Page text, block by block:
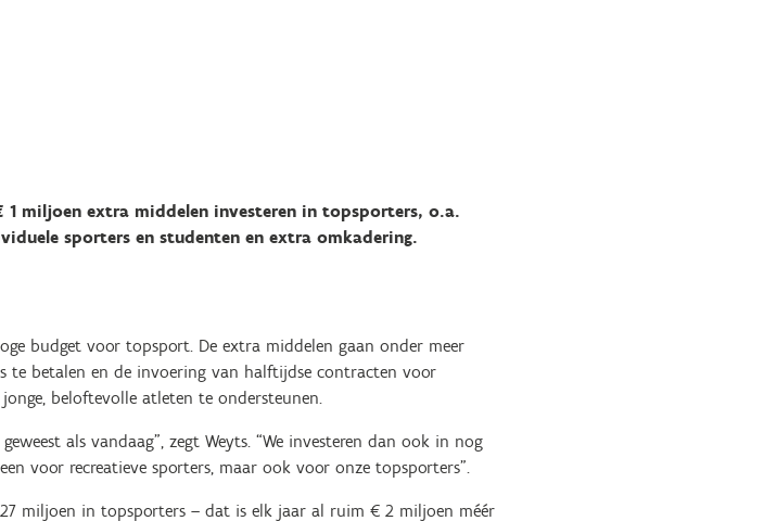
miljoen extra middelen investeren in topsporters, o.a.
sporters en studenten en extra omkadering.
budget voor topsport. De extra middelen gaan onder meer
te betalen en de invoering van halftijdse contracten voor
beloftevolle atleten te ondersteunen.
als vandaag”, zegt Weyts. “We investeren dan ook in nog
voor recreatieve sporters, maar ook voor onze topsporters”.
miljoen in topsporters – dat is elk jaar al ruim € 2 miljoen méér